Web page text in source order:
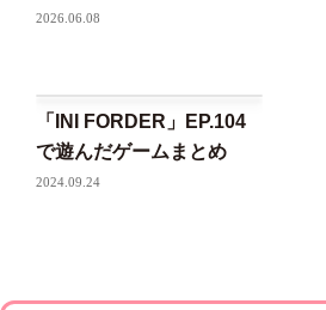
2026.06.08
「INI FORDER」EP.104
で遊んだゲームまとめ
2024.09.24